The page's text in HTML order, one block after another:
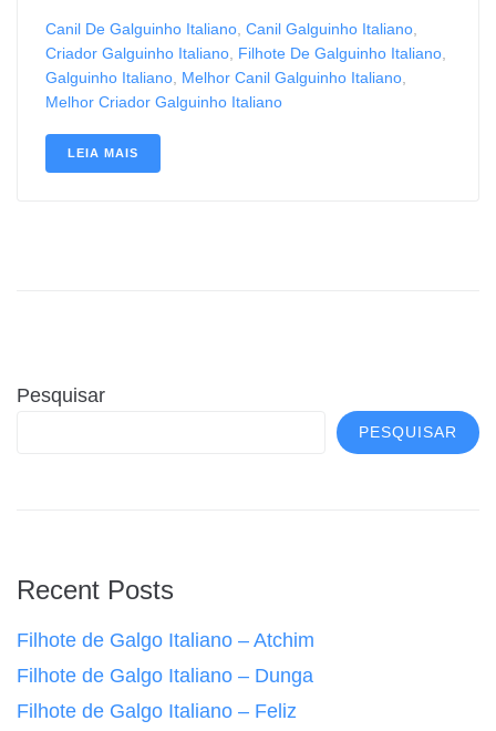
Canil De Galguinho Italiano Canil Galguinho Italiano
Criador Galguinho Italiano Filhote De Galguinho Italiano
Galguinho Italiano Melhor Canil Galguinho Italiano
Melhor Criador Galguinho Italiano
LEIA MAIS
Pesquisar
PESQUISAR
Recent Posts
Filhote de Galgo Italiano – Atchim
Filhote de Galgo Italiano – Dunga
Filhote de Galgo Italiano – Feliz